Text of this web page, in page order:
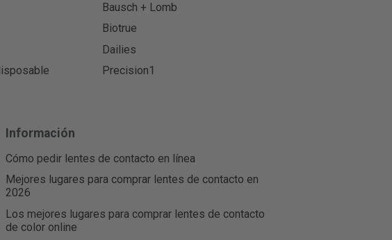
Bausch + Lomb
Biotrue
Dailies
Precision1
Información
Cómo pedir lentes de contacto en línea
Mejores lugares para comprar lentes de contacto en
2026
Los mejores lugares para comprar lentes de contacto
de color online